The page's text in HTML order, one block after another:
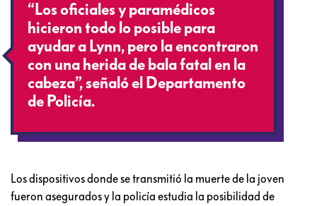
“Los oficiales y paramédicos
hicieron todo lo posible para
ayudar a Lynn, pero la encontraron
con una herida de bala fatal en la
cabeza”, señaló el Departamento
de Policía.
Los dispositivos donde se transmitió la muerte de la joven
fueron asegurados y la policía estudia la posibilidad de